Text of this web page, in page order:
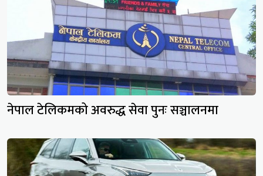
नेपाल टेलिकमको अवरुद्ध सेवा पुनः सञ्चालनमा